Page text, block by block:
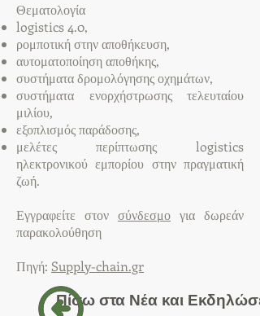
Θεματολογία
logistics 4.0,
ρομποτική στην αποθήκευση,
αυτοματοποίηση αποθήκης,
συστήματα δρομολόγησης οχημάτων,
συστήματα ενορχήστρωσης τελευταίου
μιλίου,
εξοπλισμός παράδοσης,
μελέτες περίπτωσης logistics
ηλεκτρονικού εμπορίου στην πραγματική
ζωή.
Εγγραφείτε στον σύνδεσμο για δωρεάν
παρακολούθηση
Πηγή: Supply-chain.gr
Πίσω στα Νέα και